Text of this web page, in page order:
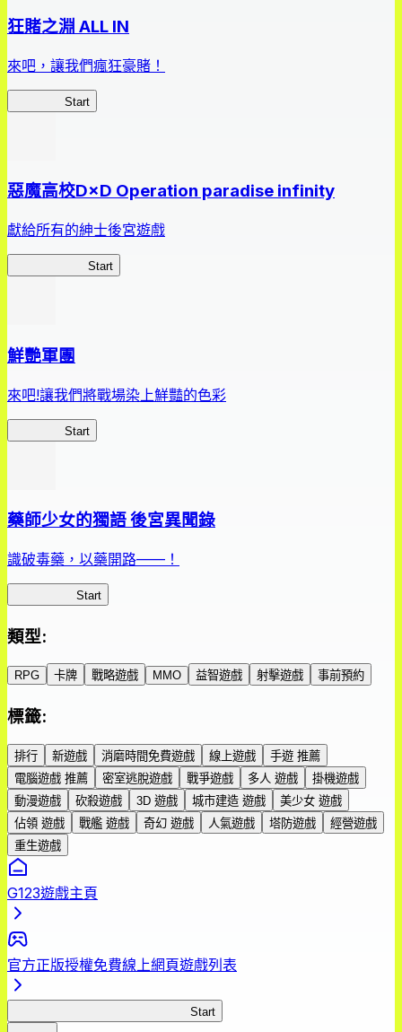
狂賭之淵 ALL IN
來吧，讓我們瘋狂豪賭！
Start
惡魔高校D×D Operation paradise infinity
獻給所有的紳士後宮遊戲
Start
鮮艷軍團
來吧!讓我們將戰場染上鮮豔的色彩
Start
藥師少女的獨語 後宮異聞錄
識破毒藥，以藥開路——！
Start
類型:
RPG 卡牌 戰略遊戲 MMO 益智遊戲 射擊遊戲 事前預約
標籤:
排行 新遊戲 消磨時間免費遊戲 線上遊戲
手遊 推薦
電腦遊戲 推薦
密室逃脫遊戲 戰爭遊戲 多人 遊戲
掛機遊戲
動漫遊戲
砍殺遊戲 3D 遊戲 城市建造 遊戲
美少女 遊戲
佔領 遊戲
戰艦 遊戲 奇幻 遊戲 人氣遊戲 塔防遊戲
經營遊戲
重生遊戲
G123遊戲主頁
官方正版授權免費線上網頁遊戲列表
Start